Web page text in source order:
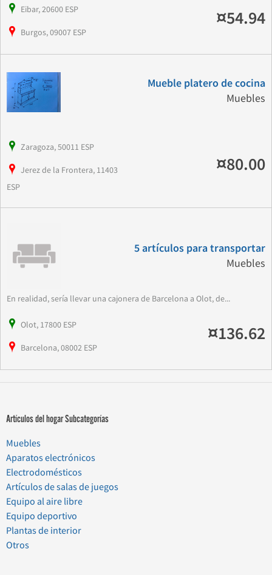
Eibar, 20600 ESP
Burgos, 09007 ESP
¤54.94
Mueble platero de cocina
Muebles
Zaragoza, 50011 ESP
Jerez de la Frontera, 11403
ESP
¤80.00
5 artículos para transportar
Muebles
En realidad, sería llevar una cajonera de Barcelona a Olot, de...
Olot, 17800 ESP
Barcelona, 08002 ESP
¤136.62
Artículos del hogar Subcategorías
Muebles
Aparatos electrónicos
Electrodomésticos
Artículos de salas de juegos
Equipo al aire libre
Equipo deportivo
Plantas de interior
Otros